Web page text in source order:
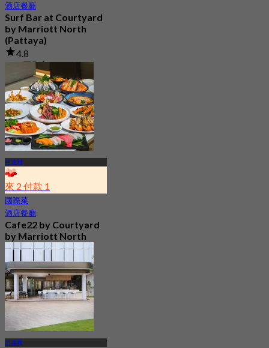
酒店餐廳
Surf Bar at Courtyard
by Marriott North
(Pattaya)
4.8
239 已預訂
起฿ 649.5
芭達雅
來 2 付款 1
國際菜
酒店餐廳
Cafe22 by Courtyard
by Marriott North
Pattaya (Pattaya)
4.8
1.2K 已預訂
起 ฿ 350
芭達雅